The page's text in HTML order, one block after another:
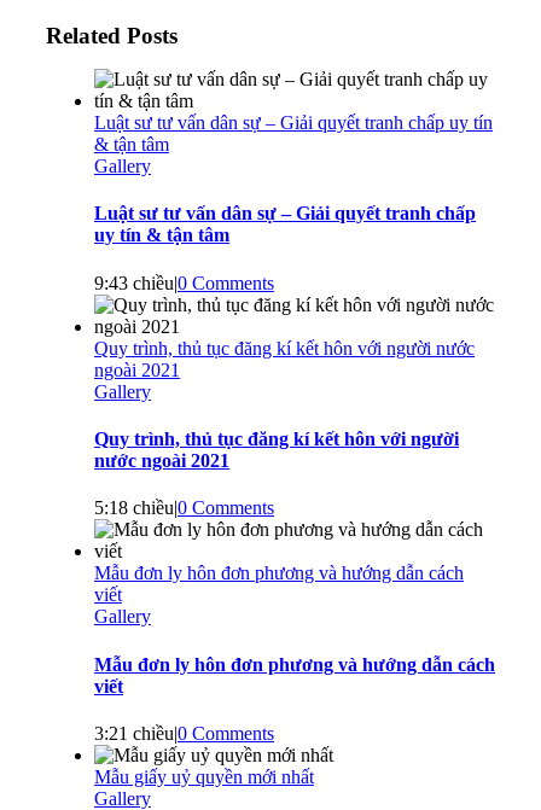
Related Posts
Luật sư tư vấn dân sự – Giải quyết tranh chấp uy tín
& tận tâm
Gallery
Luật sư tư vấn dân sự – Giải quyết tranh chấp
uy tín & tận tâm
9:43 chiều|0 Comments
Quy trình, thủ tục đăng kí kết hôn với người nước
ngoài 2021
Gallery
Quy trình, thủ tục đăng kí kết hôn với người
nước ngoài 2021
5:18 chiều|0 Comments
Mẫu đơn ly hôn đơn phương và hướng dẫn cách
viết
Gallery
Mẫu đơn ly hôn đơn phương và hướng dẫn cách
viết
3:21 chiều|0 Comments
Mẫu giấy uỷ quyền mới nhất
Gallery